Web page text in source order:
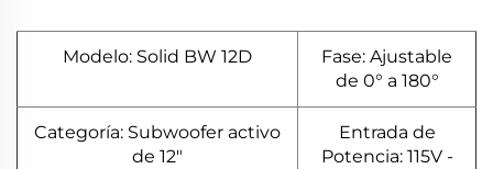
Modelo: Solid BW 12D
Fase: Ajustable
de 0° a 180°
Categoría: Subwoofer activo
de 12"
Entrada de
Potencia: 115V -